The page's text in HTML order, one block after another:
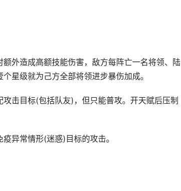
外造成高额技能伤害，敌方每阵亡一名将领、陆
星级就为己方全部将领进步暴伤加成。
击目标(包括队友)，但只能普攻。开天赋后压制
异常情形(迷惑)目标的攻击。